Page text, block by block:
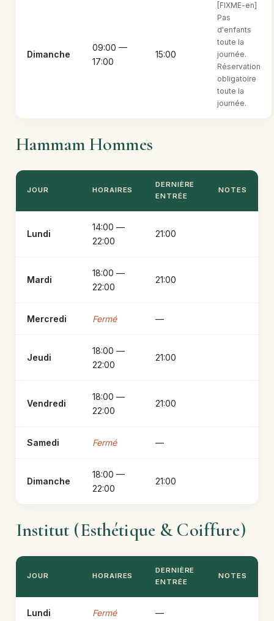
Dimanche
09:00 —
17:00
15:00
[FIXME-en]
Pas
d'enfants
toute la
journée.
Réservation
obligatoire
toute la
journée.
Hammam Hommes
JOUR HORAIRES
DERNIÈRE
ENTRÉE
NOTES
Lundi
14:00 —
22:00
21:00
Mardi
18:00 —
22:00
21:00
Mercredi Fermé —
Jeudi
18:00 —
22:00
21:00
Vendredi
18:00 —
22:00
21:00
Samedi Fermé —
Dimanche
18:00 —
22:00
21:00
Institut (Esthétique & Coiffure)
JOUR HORAIRES
DERNIÈRE
ENTRÉE
NOTES
Lundi Fermé —